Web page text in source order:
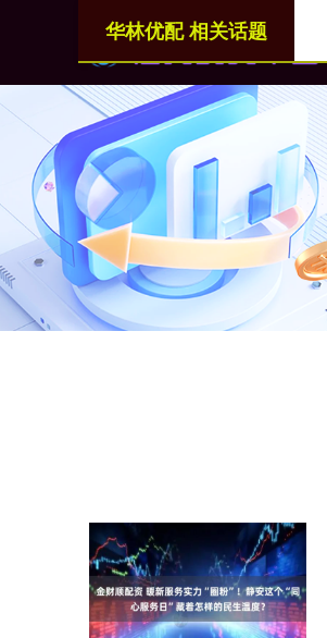
华林优配 相关话题